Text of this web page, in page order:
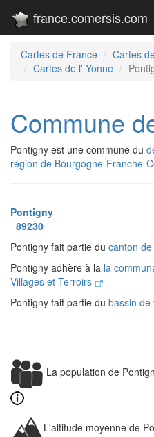
france.comersis.com
Cartes de France
Cartes
Cartes de l' Yonne
Commune
Pontigny est une commune du
région de Bourgogne-Franche-
Pontigny
89230
Pontigny fait partie du canton
Pontigny adhère à la la
Villages et Terroirs
Pontigny fait partie du bassin de
La population de
L'altitude moyenne de